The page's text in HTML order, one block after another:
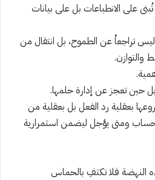
على الانطباعات بل على بيانات
تراجعاْ عن الطموح، بل انتقال من
والتوازن.
حين تعجز عن إدارة حلمها.
بعقلية رد الفعل بل بعقلية من
ومتى يؤجل ليضمن استمرارية
النهضة فلا تكتفِ بالحماس